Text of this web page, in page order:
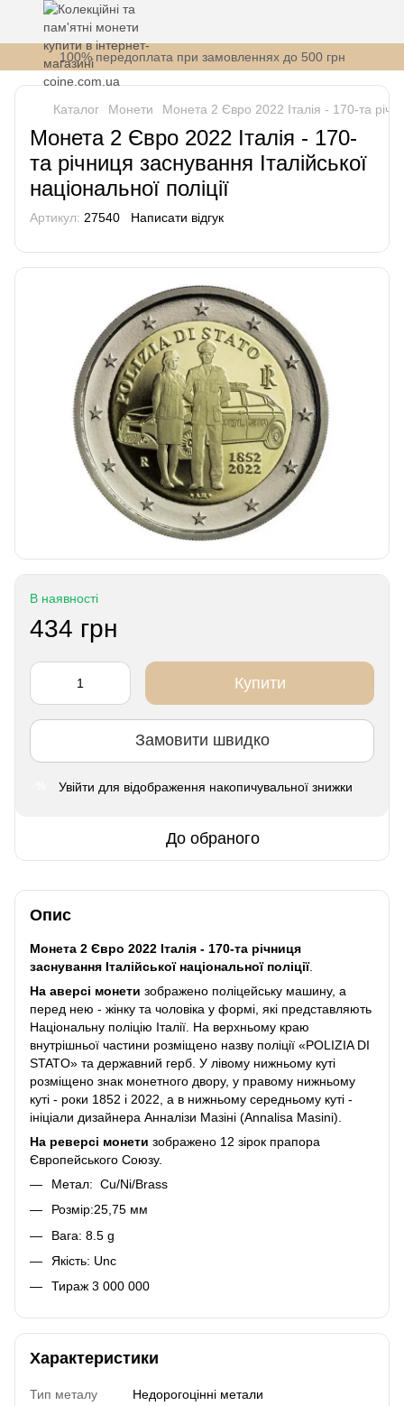
100% передоплата при замовленнях до 500 грн
Каталог Монети Монета 2 Євро 2022 Італія - 170-та
Монета 2 Євро 2022 Італія - 170-
та річниця заснування Італійської
національної поліції
Артикул: 27540 Написати відгук
В наявності
434 грн
Купити
Замовити швидко
Увійти для відображення накопичувальної знижки
До обраного
Опис
Монета 2 Євро 2022 Італія - 170-та річниця
заснування Італійської національної поліції.
На аверсі монети зображено поліцейську машину, а
перед нею - жінку та чоловіка у формі, які представляють
Національну поліцію Італії. На верхньому краю
внутрішньої частини розміщено назву поліції «POLIZIA DI
STATO» та державний герб. У лівому нижньому куті
розміщено знак монетного двору, у правому нижньому
куті - роки 1852 і 2022, а в нижньому середньому куті -
ініціали дизайнера Анналізи Мазіні (Annalisa Masini).
На реверсі монети зображено 12 зірок прапора
Європейського Союзу.
Метал: Cu/Ni/Brass
Розмір:25,75 мм
Вага: 8.5 g
Якість: Unc
Тираж 3 000 000
Характеристики
Тип металу
Недорогоцінні метали